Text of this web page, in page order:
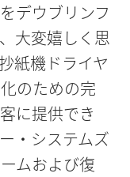
デウブリンフ
大変嬉しく思
紙機ドライヤ
のための完
に提供でき
・システムズ
ムおよび復